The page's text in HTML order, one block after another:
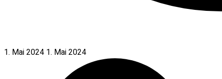
1. Mai 2024 1. Mai 2024